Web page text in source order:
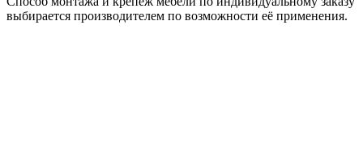
выбирается производителем по возможности её применения.